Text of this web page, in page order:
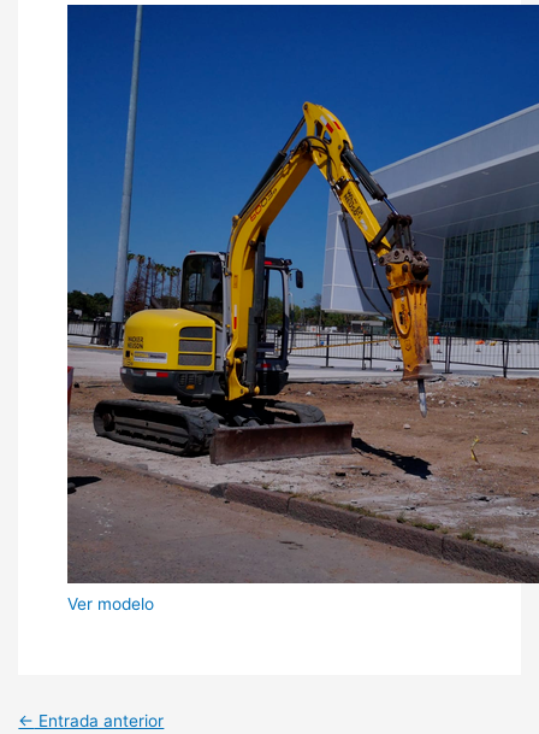
Ver modelo
← Entrada anterior